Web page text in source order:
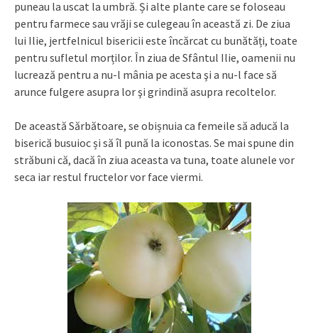
puneau la uscat la umbră. Și alte plante care se foloseau
pentru farmece sau vrăji se culegeau în această zi. De ziua
lui Ilie, jertfelnicul bisericii este încărcat cu bunătăți, toate
pentru sufletul morților. În ziua de Sfântul Ilie, oamenii nu
lucrează pentru a nu-l mânia pe acesta şi a nu-l face să
arunce fulgere asupra lor şi grindină asupra recoltelor.
De această Sărbătoare, se obișnuia ca femeile să aducă la
biserică busuioc și să îl pună la iconostas. Se mai spune din
străbuni că, dacă în ziua aceasta va tuna, toate alunele vor
seca iar restul fructelor vor face viermi.